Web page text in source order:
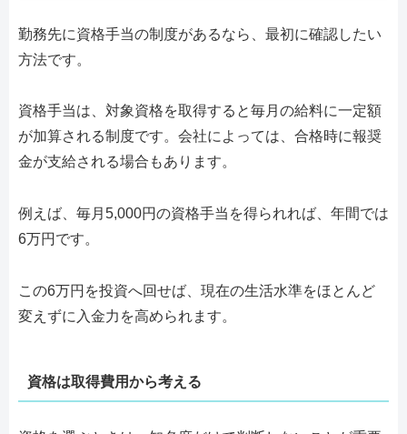
勤務先に資格手当の制度があるなら、最初に確認したい
方法です。
資格手当は、対象資格を取得すると毎月の給料に一定額
が加算される制度です。会社によっては、合格時に報奨
金が支給される場合もあります。
例えば、毎月5,000円の資格手当を得られれば、年間では
6万円です。
この6万円を投資へ回せば、現在の生活水準をほとんど
変えずに入金力を高められます。
資格は取得費用から考える